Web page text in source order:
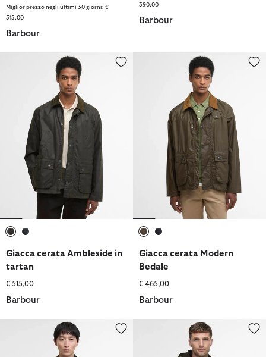
Miglior prezzo negli ultimi 30 giorni: €
515,00
Barbour
390,00
Barbour
Giacca cerata Ambleside in tartan
Giacca cerata Ambleside in
tartan
€ 515,00
Barbour
Giacca cerata Modern Bedale
Giacca cerata Modern
Bedale
€ 465,00
Barbour
Giacca cerata OS Bedale Giacca cerata Beaufort Modern